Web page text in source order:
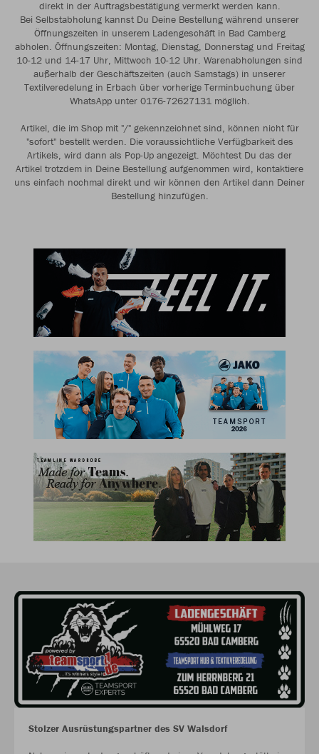
direkt in der Auftragsbestätigung vermerkt werden kann.
Bei Selbstabholung kannst Du Deine Bestellung während unserer
Öffnungszeiten in unserem Ladengeschäft in Bad Camberg
abholen. Öffnungszeiten: Montag, Dienstag, Donnerstag und Freitag
10-12 und 14-17 Uhr, Mittwoch 10-12 Uhr. Warenabholungen sind
außerhalb der Geschäftszeiten (auch Samstags) in unserer
Textilveredelung in Erbach über vorherige Terminbuchung über
WhatsApp unter 0176-72627131 möglich.
Artikel, die im Shop mit "/" gekennzeichnet sind, können nicht für
"sofort" bestellt werden. Die voraussichtliche Verfügbarkeit des
Artikels, wird dann als Pop-Up angezeigt. Möchtest Du das der
Artikel trotzdem in Deine Bestellung aufgenommen wird, kontaktiere
uns einfach nochmal direkt und wir können den Artikel dann Deiner
Bestellung hinzufügen.
Stolzer Ausrüstungspartner des SV Walsdorf